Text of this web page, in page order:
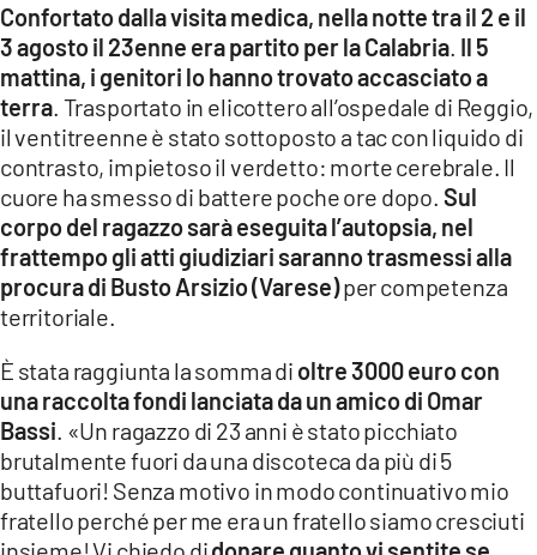
Confortato dalla visita medica, nella notte tra il 2 e il
3 agosto il 23enne era partito per la Calabria Il 5
mattina, i genitori lo hanno trovato accasciato a
terra . Trasportato in elicottero all’ospedale di Reggio,
il ventitreenne è stato sottoposto a tac con liquido di
contrasto, impietoso il verdetto: morte cerebrale. Il
cuore ha smesso di battere poche ore dopo. Sul
corpo del ragazzo sarà eseguita l’autopsia, nel
frattempo gli atti giudiziari saranno trasmessi alla
procura di Busto Arsizio (Varese)per competenza
territoriale.
È stata raggiunta la somma di oltre 3000 euro con
una raccolta fondi lanciata da un amico di Omar
Bassi . «Un ragazzo di 23 anni è stato picchiato
brutalmente fuori da una discoteca da più di 5
buttafuori! Senza motivo in modo continuativo mio
fratello perché per me era un fratello siamo cresciuti